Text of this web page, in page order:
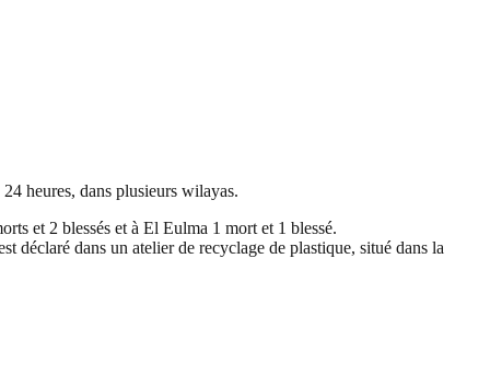
heures, dans plusieurs wilayas.
et 2 blessés et à El Eulma 1 mort et 1 blessé.
déclaré dans un atelier de recyclage de plastique, situé dans la